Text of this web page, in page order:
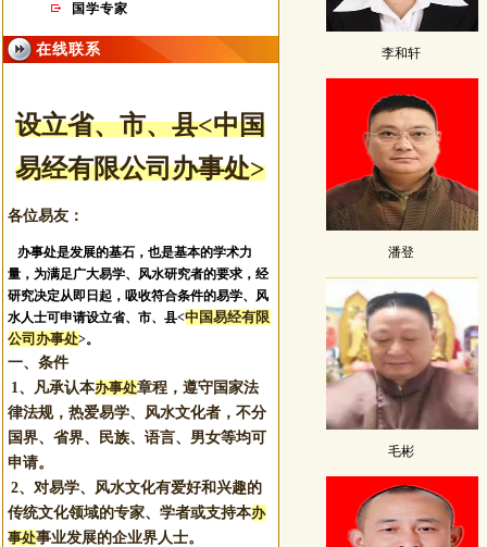
易成乐 李万成 黄显全
徐欢 赵晶 王静玄
李朋鹏 代沄沄 王佑红
国学专家
在线联系
设立省、市、县<中国
易经有限公司办事处>
各位易友：
办事处是发展的基石，也是基本的学术力
量，为满足广大易学、风水研究者的要求，经
研究决定从即日起，吸收符合条件的易学、风
水人士可申请设立省、市、县<中国易经有限
公司办事处>。
一、条件
1、凡承认本办事处章程，遵守国家法
律法规，热爱易学、风水文化者，不分
国界、省界、民族、语言、男女等均可
申请。
2、对易学、风水文化有爱好和兴趣的
传统文化领域的专家、学者或支持本办
事处事业发展的企业界人士。
李和轩
潘登
毛彬